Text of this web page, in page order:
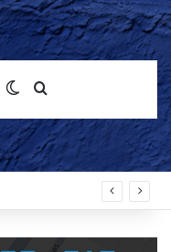
InstagramSwitch skin
Buscar